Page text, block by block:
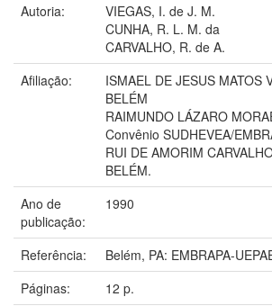
Autoria:
VIEGAS, I. de J. M.
CUNHA, R. L. M. da
CARVALHO, R. de A.
Afiliação:
ISMAEL DE JESUS MATOS
BELÉM
RAIMUNDO LÁZARO
Convênio SUDHEVEA/
RUI DE AMORIM
BELÉM.
Ano de
publicação:
1990
Referência:
Belém, PA: EMBRAPA-
Páginas:
12 p.